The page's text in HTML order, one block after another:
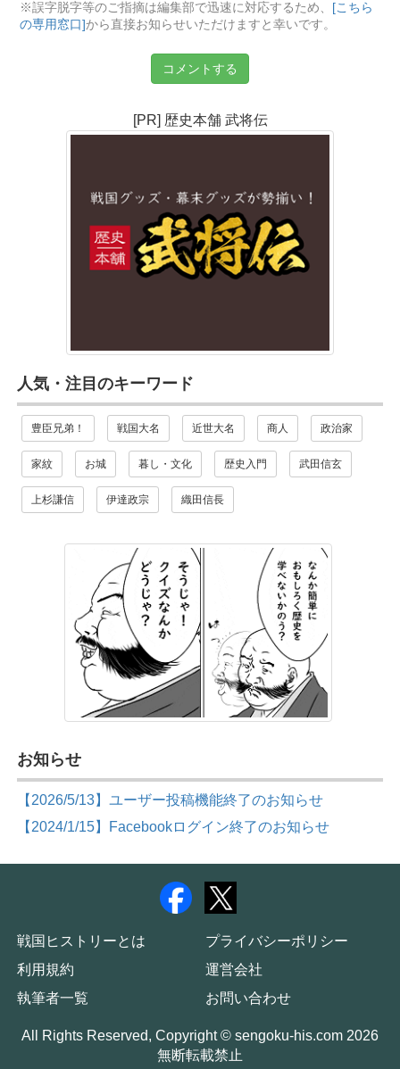
※誤字脱字等のご指摘は編集部で迅速に対応するため、
[こちら
の専用窓口]から直接お知らせいただけますと幸いです。
コメントする
[PR] 歴史本舗 武将伝
人気・注目のキーワード
豊臣兄弟！ 戦国大名 近世大名 商人 政治家
家紋 お城 暮し・文化 歴史入門 武田信玄
上杉謙信 伊達政宗 織田信長
お知らせ
【2026/5/13】ユーザー投稿機能終了のお知らせ
【2024/1/15】Facebookログイン終了のお知らせ
戦国ヒストリーとは
プライバシーポリシー
利用規約
運営会社
執筆者一覧
お問い合わせ
All Rights Reserved, Copyright © sengoku-his.com 2026
無断転載禁止